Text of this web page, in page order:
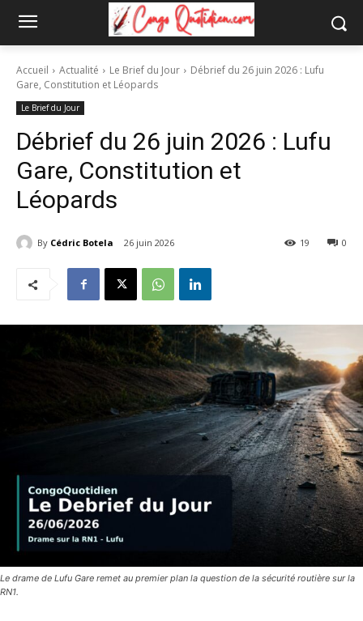
Accueil Actualité Le Brief du Jour
Débrief du 26 juin 2026 : Lufu
Gare, Constitution et Léopards
Le Brief du Jour
Débrief du 26 juin 2026 : Lufu
Gare, Constitution et
Léopards
By Cédric Botela 26 juin 2026 0
19
Le drame de Lufu Gare remet au premier plan la question de la sécurité routière sur la
RN1.